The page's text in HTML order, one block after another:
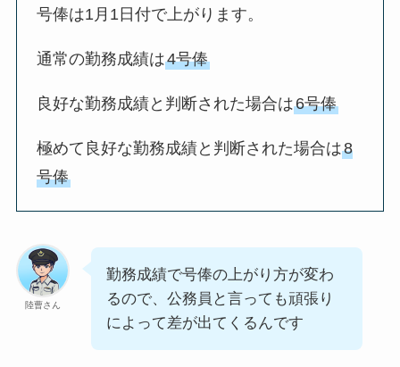
号俸は1月1日付で上がります。
通常の勤務成績は4号俸
良好な勤務成績と判断された場合は6号俸
極めて良好な勤務成績と判断された場合は8
号俸
陸曹さん
勤務成績で号俸の上がり方が変わ
るので、公務員と言っても頑張り
によって差が出てくるんです